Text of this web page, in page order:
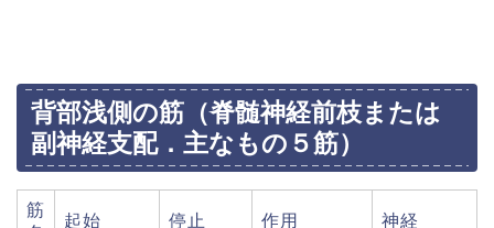
背部浅側の筋（脊髄神経前枝または
副神経支配．主なもの５筋）
筋
起始 停止 作用 神経